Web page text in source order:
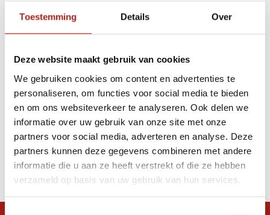
Toestemming Details Over
Deze website maakt gebruik van cookies
We gebruiken cookies om content en advertenties te
personaliseren, om functies voor social media te bieden
en om ons websiteverkeer te analyseren. Ook delen we
informatie over uw gebruik van onze site met onze
partners voor social media, adverteren en analyse. Deze
partners kunnen deze gegevens combineren met andere
informatie die u aan ze heeft verstrekt of die ze hebben
verzameld op basis van uw gebruik van hun services.
Apply filters
Producten getagd met 2
posities bedrukt
Producten
Filter
Sorteren op